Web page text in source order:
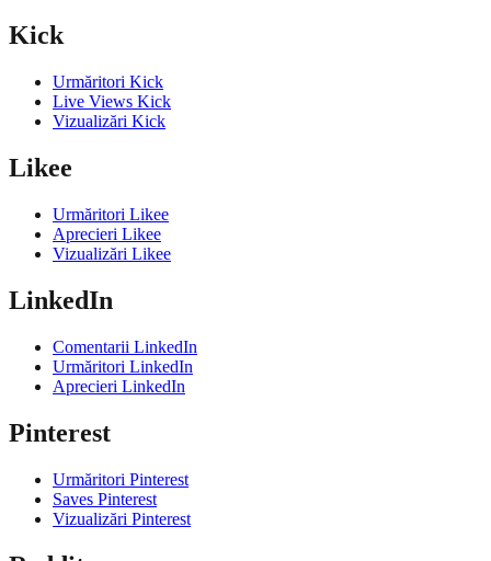
Kick
Urmăritori Kick
Live Views Kick
Vizualizări Kick
Likee
Urmăritori Likee
Aprecieri Likee
Vizualizări Likee
LinkedIn
Comentarii LinkedIn
Urmăritori LinkedIn
Aprecieri LinkedIn
Pinterest
Urmăritori Pinterest
Saves Pinterest
Vizualizări Pinterest